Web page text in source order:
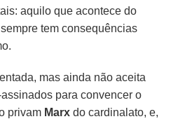
aquilo que acontece do
sempre tem consequências
mas ainda não aceita
para convencer o
privam Marx do cardinalato, e,